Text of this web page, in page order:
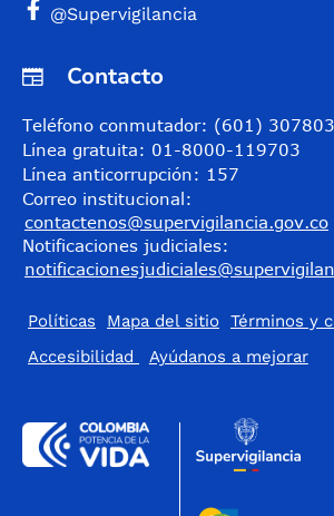
@Supervigilancia
Contacto
Teléfono conmutador: (601)
Línea gratuita: 01-8000-119703
Línea anticorrupción: 157
Correo institucional:
contactenos@supervigilancia.gov.co
Notificaciones judiciales:
Políticas Mapa del sitio
Términos y
Accesibilidad
​Ayúdanos a mejorar